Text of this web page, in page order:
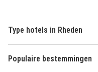
Type hotels in Rheden
Populaire bestemmingen